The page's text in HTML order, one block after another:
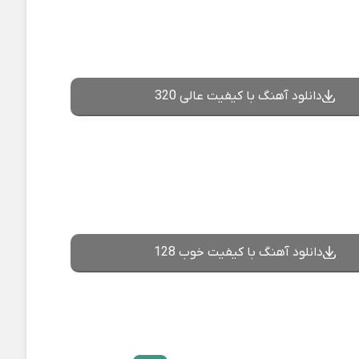
دانلود آهنگ با کیفیت عالی 320
دانلود آهنگ با کیفیت خوب 128